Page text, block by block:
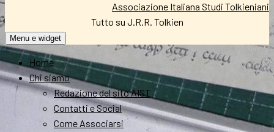
Associazione Italiana Studi Tolkieniani
Tutto su J.R.R. Tolkien
Menu e widget
Home
Chi siamo
Redazione del sito AIST
Contatti e Social
Come Associarsi